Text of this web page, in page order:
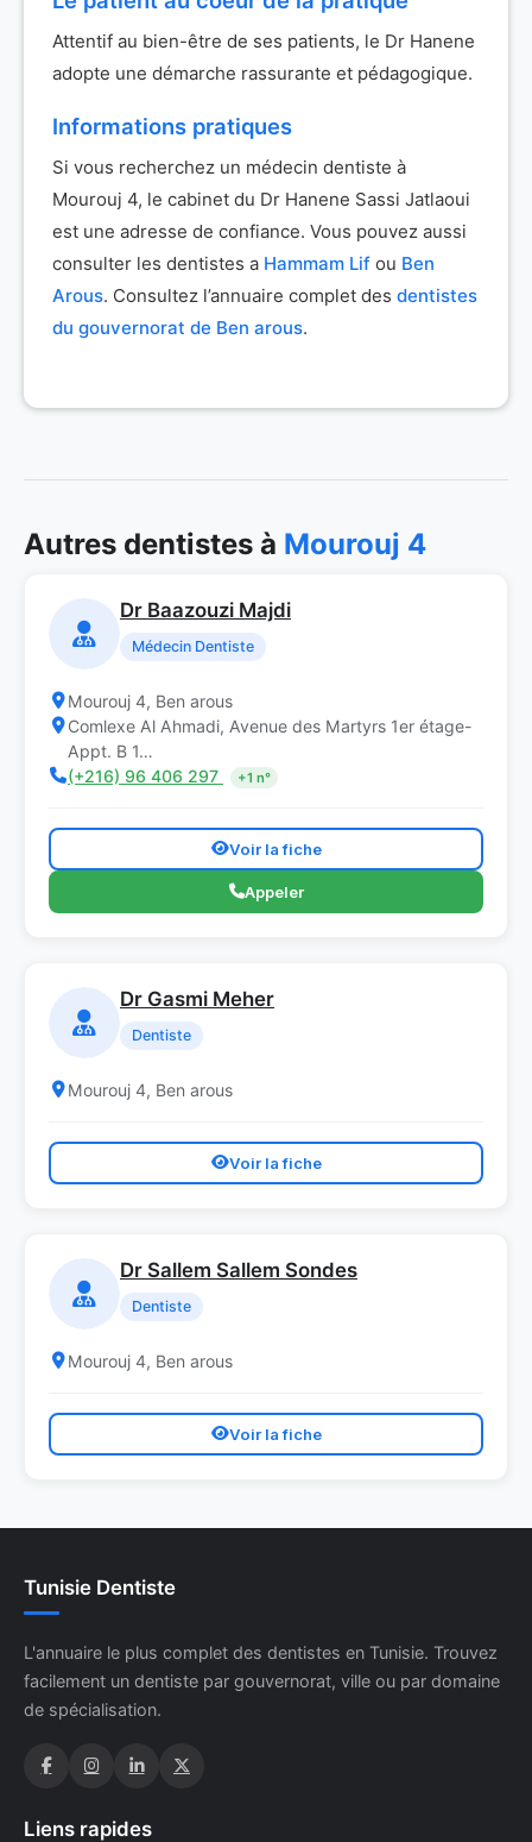
Attentif au bien-être de ses patients, le Dr Hanene
adopte une démarche rassurante et pédagogique.
Informations pratiques
Si vous recherchez un médecin dentiste à
Mourouj 4, le cabinet du Dr Hanene Sassi Jatlaoui
est une adresse de confiance. Vous pouvez aussi
consulter les dentistes a Hammam Lif ou Ben
Arous. Consultez l’annuaire complet des dentistes
du gouvernorat de Ben arous.
Autres dentistes à Mourouj 4
Dr Baazouzi Majdi
Médecin Dentiste
Mourouj 4, Ben arous
Comlexe Al Ahmadi, Avenue des Martyrs 1er étage-
Appt. B 1…
(+216) 96 406 297
+1 n°
Voir la fiche
Appeler
Dr Gasmi Meher
Dentiste
Mourouj 4, Ben arous
Voir la fiche
Dr Sallem Sallem Sondes
Dentiste
Mourouj 4, Ben arous
Voir la fiche
Tunisie Dentiste
L'annuaire le plus complet des dentistes en Tunisie. Trouvez
facilement un dentiste par gouvernorat, ville ou par domaine
de spécialisation.
Liens rapides